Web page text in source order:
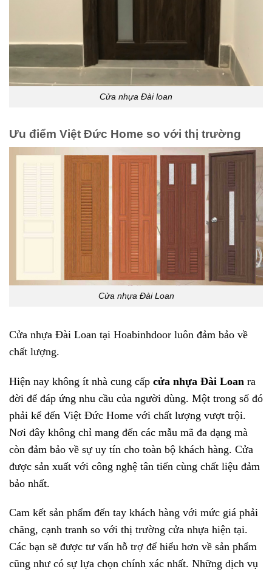
Cửa nhựa Đài loan
Ưu điểm Việt Đức Home so với thị trường
Cửa nhựa Đài Loan
Cửa nhựa Đài Loan tại Hoabinhdoor luôn đảm bảo về
chất lượng.
Hiện nay không ít nhà cung cấp cửa nhựa Đài Loan ra
đời để đáp ứng nhu cầu của người dùng. Một trong số đó
phải kể đến Việt Đức Home với chất lượng vượt trội.
Nơi đây không chỉ mang đến các mẫu mã đa dạng mà
còn đảm bảo về sự uy tín cho toàn bộ khách hàng. Cửa
được sản xuất với công nghệ tân tiến cùng chất liệu đảm
bảo nhất.
Cam kết sản phẩm đến tay khách hàng với mức giá phải
chăng, cạnh tranh so với thị trường cửa nhựa hiện tại.
Các bạn sẽ được tư vấn hỗ trợ để hiểu hơn về sản phẩm
cũng như có sự lựa chọn chính xác nhất. Những dịch vụ